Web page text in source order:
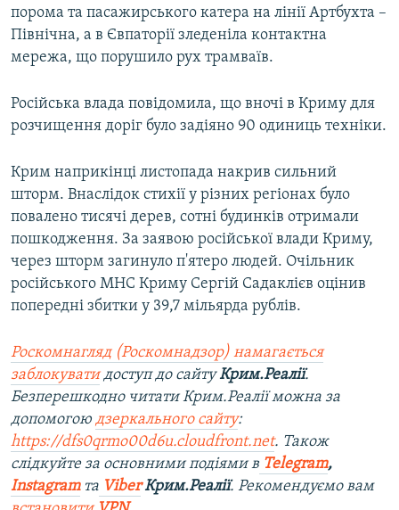
порома та пасажирського катера на лінії Артбухта –
Північна, а в Євпаторії зледеніла контактна
мережа, що порушило рух трамваїв.
Російська влада повідомила, що вночі в Криму для
розчищення доріг було задіяно 90 одиниць техніки.
Крим наприкінці листопада накрив сильний
шторм. Внаслідок стихії у різних регіонах було
повалено тисячі дерев, сотні будинків отримали
пошкодження. За заявою російської влади Криму,
через шторм загинуло п'ятеро людей. Очільник
російського МНС Криму Сергій Садаклієв оцінив
попередні збитки у 39,7 мільярда рублів.
Роскомнагляд (Роскомнадзор) намагається
заблокуватидоступ до сайтуКрим.Реалії.
Безперешкодно читати Крим.Реалії можна за
допомогою дзеркального сайту:
https://dfs0qrmo00d6u.cloudfront.net. Також
слідкуйте за основними подіями в Telegram,
Instagramта ViberКрим.Реалії. Рекомендуємо вам